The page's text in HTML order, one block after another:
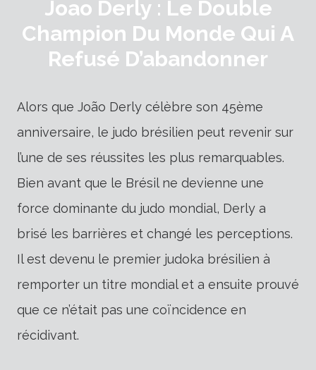
Joao Derly : Le Double
Champion Du Monde Qui A
Refusé D’abandonner
Alors que João Derly célèbre son 45ème
anniversaire, le judo brésilien peut revenir sur
l’une de ses réussites les plus remarquables.
Bien avant que le Brésil ne devienne une
force dominante du judo mondial, Derly a
brisé les barrières et changé les perceptions.
Il est devenu le premier judoka brésilien à
remporter un titre mondial et a ensuite prouvé
que ce n’était pas une coïncidence en
récidivant.